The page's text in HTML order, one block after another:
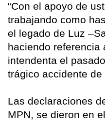
“Con el apoyo de
trabajando como
el legado de Luz
haciendo referencia
intendenta el
trágico accidente de
Las declaraciones
MPN, se dieron en